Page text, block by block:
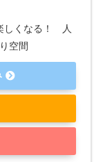
しくなる！ 人
空間